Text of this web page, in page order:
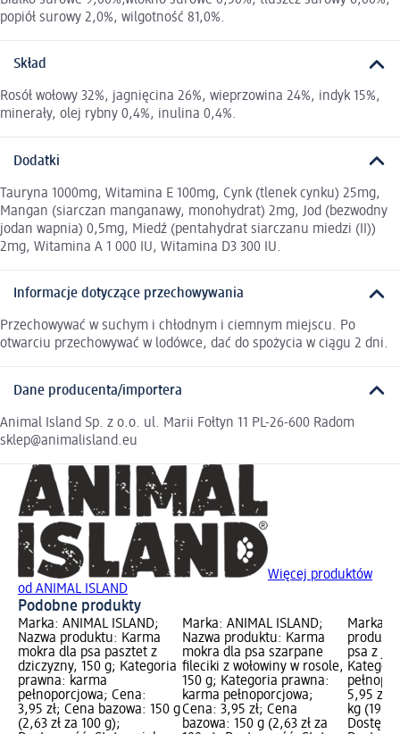
popiół surowy 2,0%, wilgotność 81,0%.
Skład
Rosół wołowy 32%, jagnięcina 26%, wieprzowina 24%, indyk 15%,
minerały, olej rybny 0,4%, inulina 0,4%.
Dodatki
Tauryna 1000mg, Witamina E 100mg, Cynk (tlenek cynku) 25mg,
Mangan (siarczan manganawy, monohydrat) 2mg, Jod (bezwodny
jodan wapnia) 0,5mg, Miedź (pentahydrat siarczanu miedzi (II))
2mg, Witamina A 1 000 IU, Witamina D3 300 IU.
Informacje dotyczące przechowywania
Przechowywać w suchym i chłodnym i ciemnym miejscu. Po
otwarciu przechowywać w lodówce, dać do spożycia w ciągu 2 dni.
Dane producenta/importera
Animal Island Sp. z o.o. ul. Marii Fołtyn 11 PL-26-600 Radom
sklep@animalisland.eu
Więcej produktów
od ANIMAL ISLAND
Podobne produkty
Marka: ANIMAL ISLAND;
Nazwa produktu: Karma
mokra dla psa pasztet z
dziczyzny, 150 g; Kategoria
prawna: karma
pełnoporcjowa; Cena:
3,95 zł; Cena bazowa: 150 g
(2,63 zł za 100 g);
Marka: ANIMAL ISLAND;
Nazwa produktu: Karma
mokra dla psa szarpane
fileciki z wołowiny w rosole,
150 g; Kategoria prawna:
karma pełnoporcjowa;
Cena: 3,95 zł; Cena
bazowa: 150 g (2,63 zł za
Marka:
psa z
5,95 zł;
kg